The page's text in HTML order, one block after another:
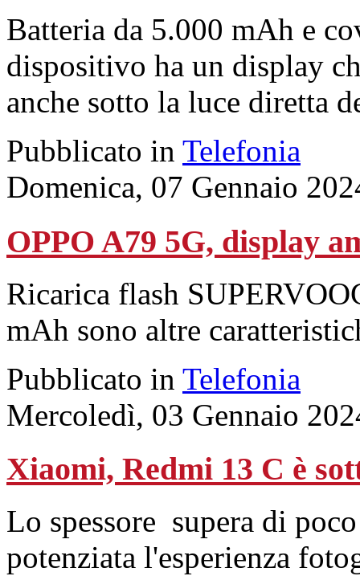
Batteria da 5.000 mAh e
dispositivo ha un display
anche sotto la luce diretta
Pubblicato in Telefonia
Domenica, 07 Gennaio
OPPO A79 5G, display
Ricarica flash
mAh sono altre
Pubblicato in Telefonia
Mercoledì, 03 Gennaio
Xiaomi, Redmi 13 C è
Lo spessore supera di
potenziata l'esperienza